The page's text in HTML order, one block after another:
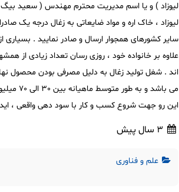
لیوزاد ) و یا اسم مدیریت محترم مهندس ( سعید بیگ
لیوزاد ، خاک اره و مواد ضایعاتی به زغال درجه یک
سایر کشورهای همجوار ارسال و صادر نمایید . بسیاری
علاوه بر خانواده خود ، روزی رسان تعداد زیادی از
اند . شغل تولید زغال به دلیل مصرفی بودن محصول
می
این رو جهت شروع کسب و کار با سود دهی واقعی ،
علم و فناوری